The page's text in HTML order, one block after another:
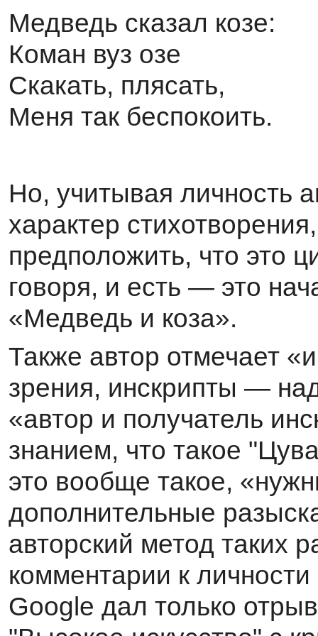
Медведь сказал козе:
Коман вуз озе
Скакать, плясать,
Меня так беспокоить.
Но, учитывая личность
характер
предположить, что это
говоря, и есть — это
«Медведь и коза».
Также автор отмечает
зрения, инскрипты —
«автор и получатель
знанием, что такое
это вообще такое,
дополнительные
авторский метод таких
комментарии к
Google дал только